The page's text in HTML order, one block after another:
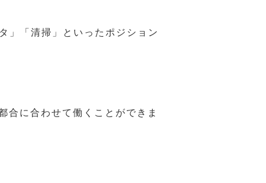
」「清掃」といったポジション
合に合わせて働くことができま